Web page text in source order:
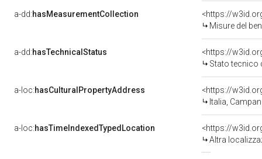
a-dd:hasMeasurementCollection
<https://
Misure del
a-dd:hasTechnicalStatus
<https://
Stato tecnico
a-loc:hasCulturalPropertyAddress
<https://
Italia,
a-loc:hasTimeIndexedTypedLocation
<https://
Altra